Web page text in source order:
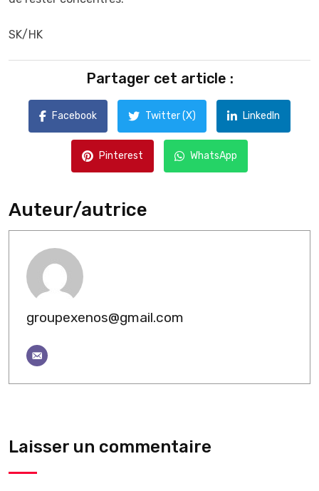
SK/HK
Partager cet article :
Facebook Twitter (X) LinkedIn
Pinterest WhatsApp
Auteur/autrice
groupexenos@gmail.com
Laisser un commentaire